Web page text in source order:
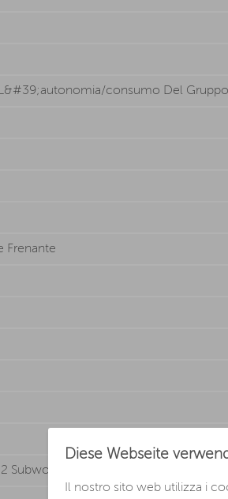
consumo Del
Frenante
Subwoofer
Diese Webseite
Il nostro sito web utilizza i